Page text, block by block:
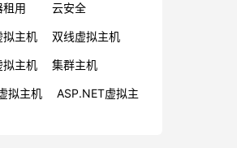
租用 云安全
拟主机 双线虚拟主机
拟主机 集群主机
拟主机
ASP.NET虚拟主